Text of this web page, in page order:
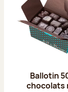
Ballotin
chocolats